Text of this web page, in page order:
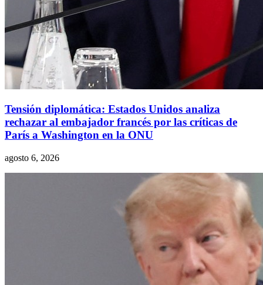
Tensión diplomática: Estados Unidos analiza
rechazar al embajador francés por las críticas de
París a Washington en la ONU
agosto 6, 2026